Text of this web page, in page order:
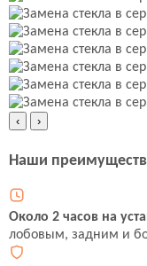
‹ ›
Наши
Около 2 часов на
лобовым, задним и